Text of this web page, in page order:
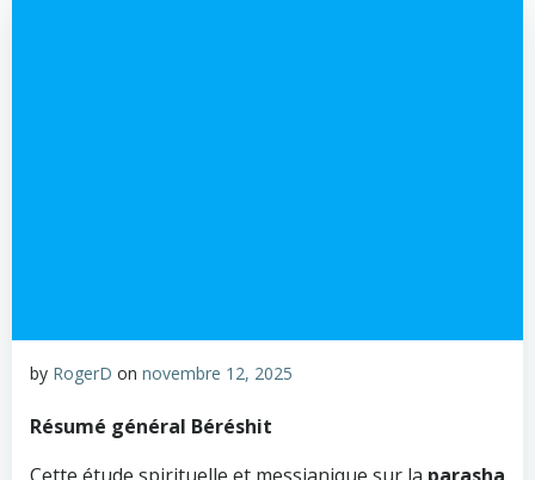
by RogerD on novembre 12, 2025
Résumé général Béréshit